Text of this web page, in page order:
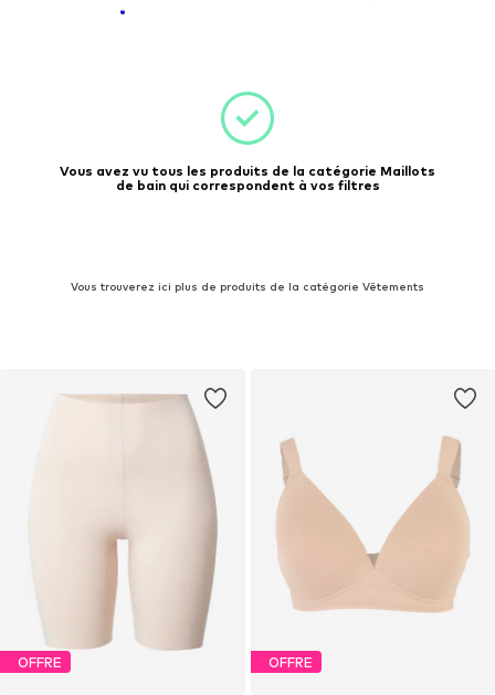
Vous avez vu tous les produits de la catégorie Maillots
de bain qui correspondent à vos filtres
Vous trouverez ici plus de produits de la catégorie Vêtements
OFFRE OFFRE